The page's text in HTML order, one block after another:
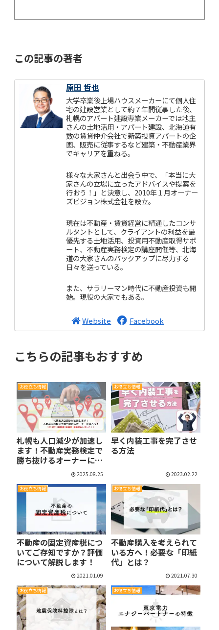
この記事の著者
原田 哲也
大学卒業後上場ハウスメーカーにて個人住
宅の建設営業として約７年間従事した後、
札幌のアパート建設専業メーカーでは地主
さんの土地活用・アパート建設、北海道有
数の賃貸仲介会社で新築投資アパートの企
画、販売に従事するなど建築・不動産業界
でキャリアを重ねる。
様々な大家さんと出会う中で、「本当に大
家さんの立場に立ったアドバイスや提案を
行おう！」と決意し、2010年１月オーナー
ズビジョン株式会社を設立。
現在は不動産・賃貸経営に精通したコンサ
ルタントとして、クライアントの利益を最
優先する土地活用、投資用不動産取得サポ
ート、不動産実務検定の講座開催等、北海
道の大家さんのバックアップに尽力する
日々を送っている。
また、サラリーマン時代に不動産投資も開
始。現役の大家でもある。
Website Facebook
こちらの記事もおすすめ
お役立ち情報
札幌も人口減少が加速し
ます！不動産実務検定で
勝ち抜けるオーナーに
2025.08.25
お役立ち情報
早く内装工事を完了させ
る方法
2023.02.22
お役立ち情報
不動産の固定資産税につ
いてご存知ですか？評価
について解説します！
2021.01.09
お役立ち情報
不動産購入を考えられて
いる方へ！必要な「印紙
代」とは？
2021.07.30
お役立ち情報 お役立ち情報